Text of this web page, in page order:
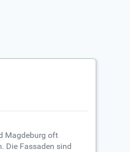
Magdeburg oft
Die Fassaden sind